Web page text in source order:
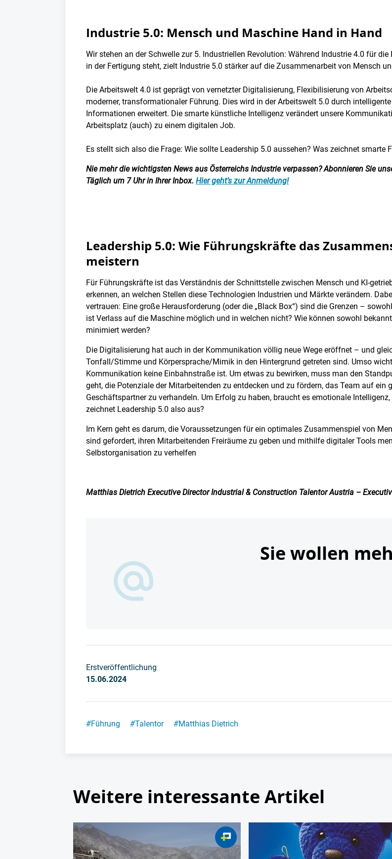
Industrie 5.0: Mensch und Maschine Hand in Hand
Wir stehen an der Schwelle zur 5. Industriellen Revolution: Während Industrie 4.0 für
in der Fertigung steht, zielt Industrie 5.0 stärker auf die Zusammenarbeit von Mensch
Die Arbeitswelt 4.0 ist geprägt von vernetzter Digitalisierung, Flexibilisierung von
moderner, transformationaler Führung. Dies wird in der Arbeitswelt 5.0 durch
Informationen erweitert. Die smarte künstliche Intelligenz verändert unsere
Arbeitsplatz (auch) zu einem digitalen Job.
Es stellt sich also die Frage: Wie sollte Leadership 5.0 aussehen? Was zeichnet smarte
Nie mehr die wichtigsten News aus Österreichs Industrie verpassen? Abonnieren Sie
Täglich um 7 Uhr in Ihrer Inbox. Hier geht’s zur Anmeldung!
Leadership 5.0: Wie Führungskräfte das
meistern
Für Führungskräfte ist das Verständnis der Schnittstelle zwischen Mensch und KI-
erkennen, an welchen Stellen diese Technologien Industrien und Märkte verändern.
vertrauen: Eine große Herausforderung (oder die „Black Box“) sind die Grenzen –
ist Verlass auf die Maschine möglich und in welchen nicht? Wie können sowohl
minimiert werden?
Die Digitalisierung hat auch in der Kommunikation völlig neue Wege eröffnet – und
Tonfall/Stimme und Körpersprache/Mimik in den Hintergrund getreten sind. Umso
Kommunikation keine Einbahnstraße ist. Um etwas zu bewirken, muss man den
geht, die Potenziale der Mitarbeitenden zu entdecken und zu fördern, das Team auf
Geschäftspartner zu verhandeln. Um Erfolg zu haben, braucht es emotionale
zeichnet Leadership 5.0 also aus?
Im Kern geht es darum, die Voraussetzungen für ein optimales Zusammenspiel von
sind gefordert, ihren Mitarbeitenden Freiräume zu geben und mithilfe digitaler Tools
Selbstorganisation zu verhelfen
Matthias Dietrich Executive Director Industrial & Construction Talentor Austria –
Sie wollen
Erstveröffentlichung
15.06.2024
#Führung #Talentor #Matthias Dietrich
Weitere interessante Artikel